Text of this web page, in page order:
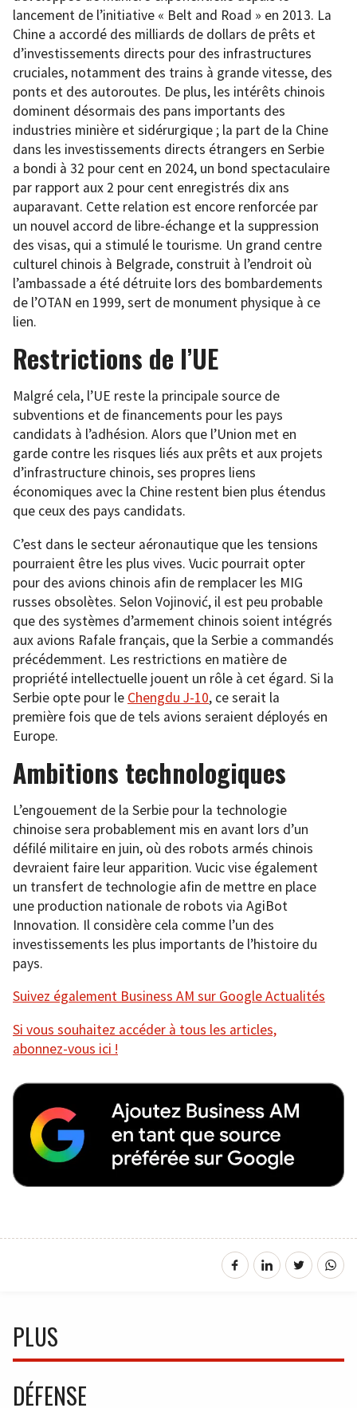
lancement de l’initiative « Belt and Road » en 2013. La
Chine a accordé des milliards de dollars de prêts et
d’investissements directs pour des infrastructures
cruciales, notamment des trains à grande vitesse, des
ponts et des autoroutes. De plus, les intérêts chinois
dominent désormais des pans importants des
industries minière et sidérurgique ; la part de la Chine
dans les investissements directs étrangers en Serbie
a bondi à 32 pour cent en 2024, un bond spectaculaire
par rapport aux 2 pour cent enregistrés dix ans
auparavant. Cette relation est encore renforcée par
un nouvel accord de libre-échange et la suppression
des visas, qui a stimulé le tourisme. Un grand centre
culturel chinois à Belgrade, construit à l’endroit où
l’ambassade a été détruite lors des bombardements
de l’OTAN en 1999, sert de monument physique à ce
lien.
Restrictions de l’UE
Malgré cela, l’UE reste la principale source de
subventions et de financements pour les pays
candidats à l’adhésion. Alors que l’Union met en
garde contre les risques liés aux prêts et aux projets
d’infrastructure chinois, ses propres liens
économiques avec la Chine restent bien plus étendus
que ceux des pays candidats.
C’est dans le secteur aéronautique que les tensions
pourraient être les plus vives. Vucic pourrait opter
pour des avions chinois afin de remplacer les MIG
russes obsolètes. Selon Vojinović, il est peu probable
que des systèmes d’armement chinois soient intégrés
aux avions Rafale français, que la Serbie a commandés
précédemment. Les restrictions en matière de
propriété intellectuelle jouent un rôle à cet égard. Si la
Serbie opte pour le Chengdu J-10, ce serait la
première fois que de tels avions seraient déployés en
Europe.
Ambitions technologiques
L’engouement de la Serbie pour la technologie
chinoise sera probablement mis en avant lors d’un
défilé militaire en juin, où des robots armés chinois
devraient faire leur apparition. Vucic vise également
un transfert de technologie afin de mettre en place
une production nationale de robots via AgiBot
Innovation. Il considère cela comme l’un des
investissements les plus importants de l’histoire du
pays.
Suivez également Business AM sur Google Actualités
Si vous souhaitez accéder à tous les articles,
abonnez-vous ici !
PLUS
DÉFENSE